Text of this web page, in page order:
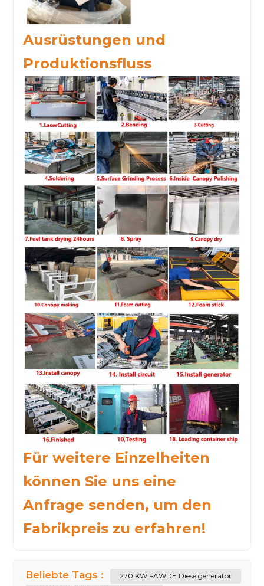
Ausrüstungen und
Produktionsfluss
Für weitere Einzelheiten
können Sie uns eine
Anfrage senden, um den
Fabrikpreis zu erfahren!
Beliebte Tags :
270 KW FAWDE Dieselgenerator